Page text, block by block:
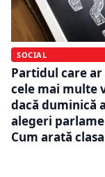
SOCIAL
Partidul care
cele mai multe
dacă duminică
alegeri
Cum arată